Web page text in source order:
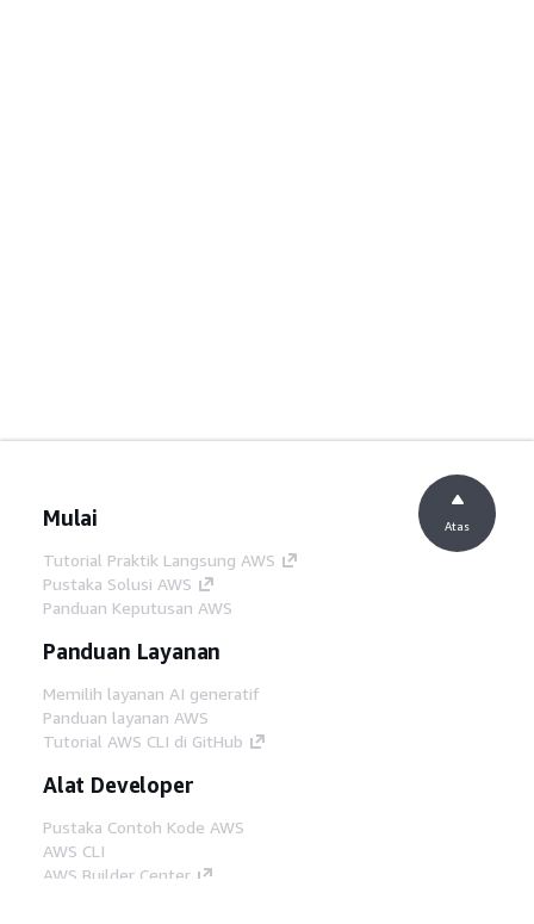
Mulai
Tutorial Praktik Langsung AWS
Pustaka Solusi AWS
Panduan Keputusan AWS
Panduan Layanan
Memilih layanan AI generatif
Panduan layanan AWS
Tutorial AWS CLI di GitHub
Alat Developer
Pustaka Contoh Kode AWS
AWS CLI
AWS Builder Center
Atas